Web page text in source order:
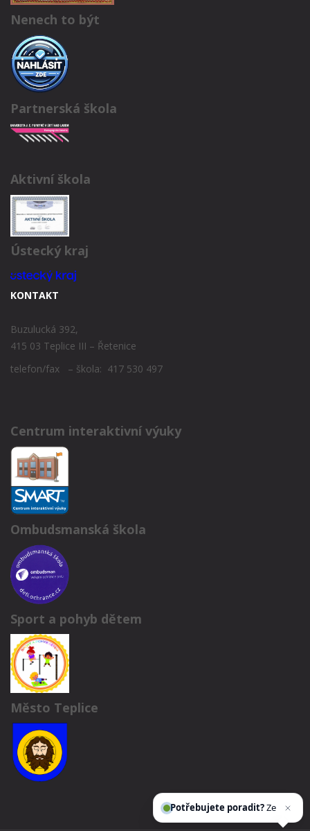
Nenech to být
Partnerská škola
Aktivní škola
Ústecký kraj
KONTAKT
Buzulucká 392,
415 03 Teplice III – Řetenice
telefon/fax – škola: 417 530 497
Centrum interaktivní výuky
Ombudsmanská škola
Sport a pohyb dětem
Město Teplice
Potřebujete poradit?Zeptejte se